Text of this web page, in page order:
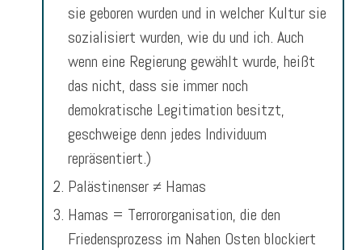
sie geboren wurden und in welcher Kultur sie
sozialisiert wurden, wie du und ich. Auch
wenn eine Regierung gewählt wurde, heißt
das nicht, dass sie immer noch
demokratische Legitimation besitzt,
geschweige denn jedes Individuum
repräsentiert.)
Palästinenser ≠ Hamas
Hamas = Terrororganisation, die den
Friedensprozess im Nahen Osten blockiert